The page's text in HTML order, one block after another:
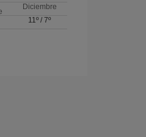
Diciembre
11º /7º